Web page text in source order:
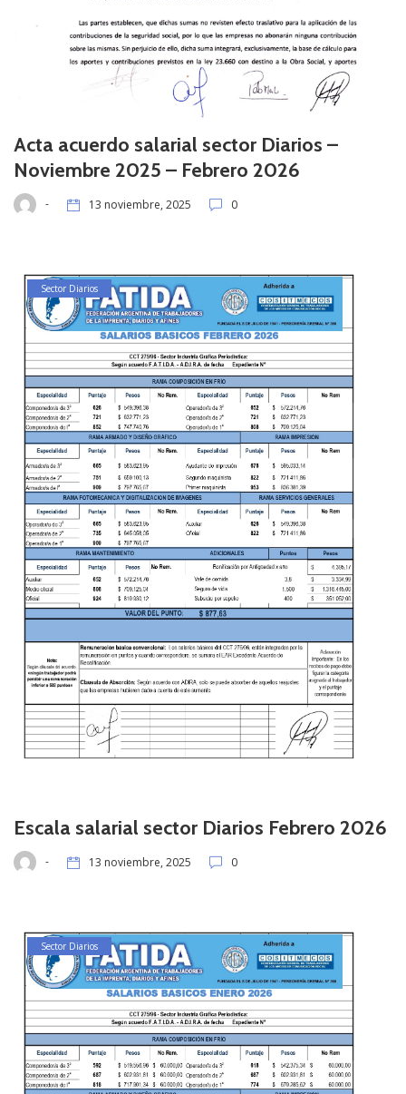
Acta acuerdo salarial sector Diarios –
Noviembre 2025 – Febrero 2026
- 13 noviembre, 2025 0
Sector Diarios
Escala salarial sector Diarios Febrero 2026
- 13 noviembre, 2025 0
Sector Diarios